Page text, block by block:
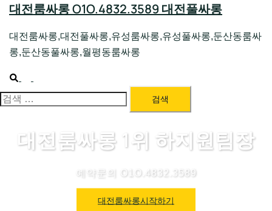
대전룸싸롱 O1O.4832.3589 대전풀싸롱
대전룸싸롱,대전풀싸롱,유성룸싸롱,유성풀싸롱,둔산동룸싸
롱,둔산동풀싸롱,월평동룸싸롱
Search
menu
검
대전룸싸롱 1위 하지원팀장
예약문의 O1O.4832.3589
대전룸싸롱시작하기